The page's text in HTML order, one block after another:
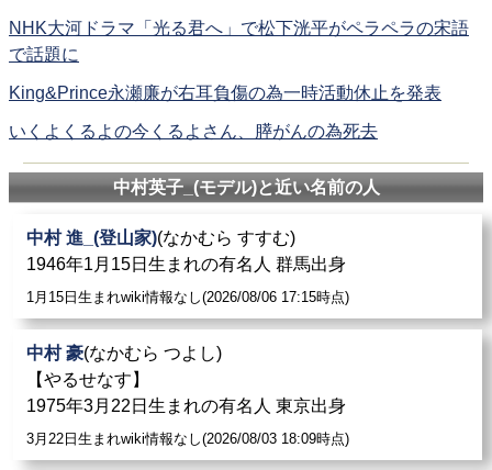
NHK大河ドラマ「光る君へ」で松下洸平がペラペラの宋語
で話題に
King&Prince永瀬廉が右耳負傷の為一時活動休止を発表
いくよくるよの今くるよさん、膵がんの為死去
中村英子_(モデル)と近い名前の人
中村 進_(登山家)(なかむら すすむ)
1946年1月15日生まれの有名人 群馬出身
1月15日生まれwiki情報なし(2026/08/06 17:15時点)
中村 豪(なかむら つよし)
【やるせなす】
1975年3月22日生まれの有名人 東京出身
3月22日生まれwiki情報なし(2026/08/03 18:09時点)